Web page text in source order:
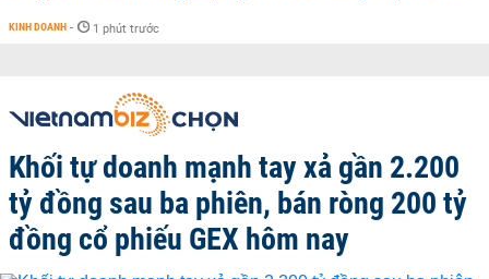
KINH DOANH - 1 phút trước
Khối tự doanh mạnh tay xả gần 2.200
tỷ đồng sau ba phiên, bán ròng 200 tỷ
đồng cổ phiếu GEX hôm nay